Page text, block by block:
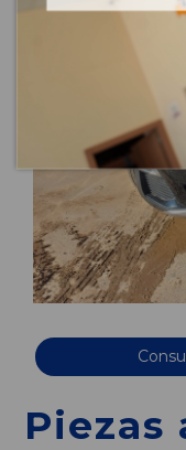
Piezas